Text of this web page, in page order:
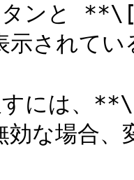
と **\[
示されて
には、
効な場合